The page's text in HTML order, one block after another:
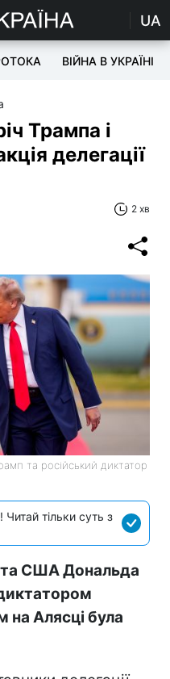
UA
ВІЙНА В УКРАЇНІ
Трампа і
делегації
2 хв
та російський диктатор
тільки суть з
США Дональда
Алясці була